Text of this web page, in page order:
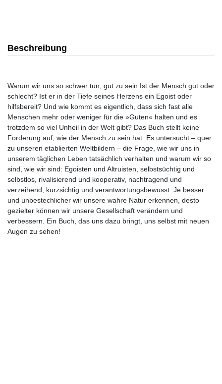
Beschreibung
Warum wir uns so schwer tun, gut zu sein Ist der Mensch gut oder
schlecht? Ist er in der Tiefe seines Herzens ein Egoist oder
hilfsbereit? Und wie kommt es eigentlich, dass sich fast alle
Menschen mehr oder weniger für die »Guten« halten und es
trotzdem so viel Unheil in der Welt gibt? Das Buch stellt keine
Forderung auf, wie der Mensch zu sein hat. Es untersucht – quer
zu unseren etablierten Weltbildern – die Frage, wie wir uns in
unserem täglichen Leben tatsächlich verhalten und warum wir so
sind, wie wir sind: Egoisten und Altruisten, selbstsüchtig und
selbstlos, rivalisierend und kooperativ, nachtragend und
verzeihend, kurzsichtig und verantwortungsbewusst. Je besser
und unbestechlicher wir unsere wahre Natur erkennen, desto
gezielter können wir unsere Gesellschaft verändern und
verbessern. Ein Buch, das uns dazu bringt, uns selbst mit neuen
Augen zu sehen!